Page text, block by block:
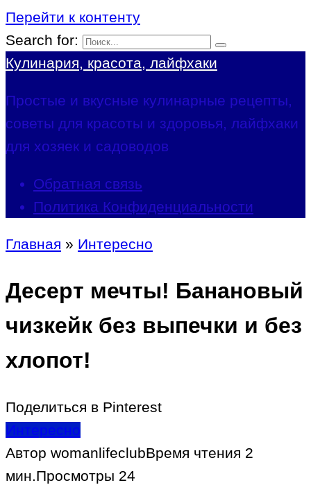
Перейти к контенту
Search for:
Кулинария, красота, лайфхаки
Простые и вкусные кулинарные рецепты,
советы для красоты и здоровья, лайфхаки
для хозяек и садоводов
Обратная связь
Политика Конфиденциальности
Главная » Интересно
Десерт мечты! Банановый
чизкейк без выпечки и без
хлопот!
Поделиться в Pinterest
Интересно
Автор womanlifeclubВремя чтения 2
мин.Просмотры 24